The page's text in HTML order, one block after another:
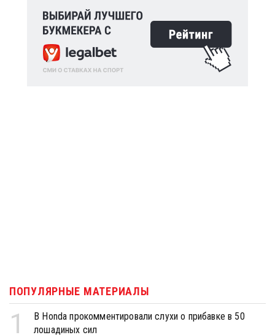
ПОПУЛЯРНЫЕ МАТЕРИАЛЫ
1
В Honda прокомментировали слухи о прибавке в 50
лошадиных сил